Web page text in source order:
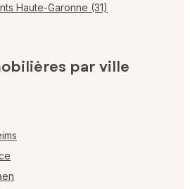
Haute-Garonne (31)
par ville